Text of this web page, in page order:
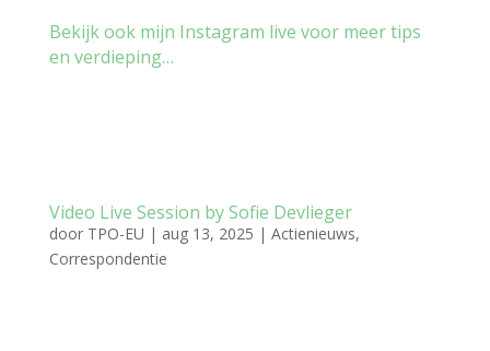
Bekijk ook mijn Instagram live voor meer tips
en verdieping…
Video Live Session by Sofie Devlieger
door TPO-EU | aug 13, 2025 | Actienieuws,
Correspondentie